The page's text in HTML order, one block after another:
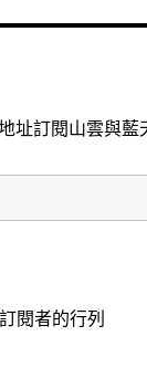
址訂閱山雲與藍
閱者的行列